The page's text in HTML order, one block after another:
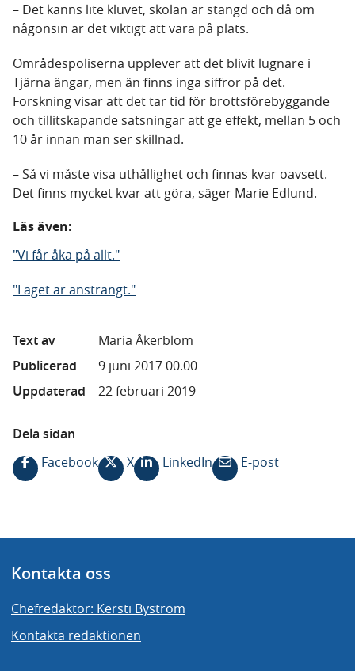
– Det känns lite kluvet, skolan är stängd och då om
någonsin är det viktigt att vara på plats.
Områdespoliserna upplever att det blivit lugnare i
Tjärna ängar, men än finns inga siffror på det.
Forskning visar att det tar tid för brottsförebyggande
och tillitskapande satsningar att ge effekt, mellan 5 och
10 år innan man ser skillnad.
– Så vi måste visa uthållighet och finnas kvar oavsett.
Det finns mycket kvar att göra, säger Marie Edlund.
Läs även:
"Vi får åka på allt."
"Läget är ansträngt."
Text av
Maria Åkerblom
Publicerad
9 juni 2017 00.00
Uppdaterad
22 februari 2019
Dela sidan
Facebook
X LinkedIn E-post
Kontakta oss
Chefredaktör: Kersti Byström
Kontakta redaktionen